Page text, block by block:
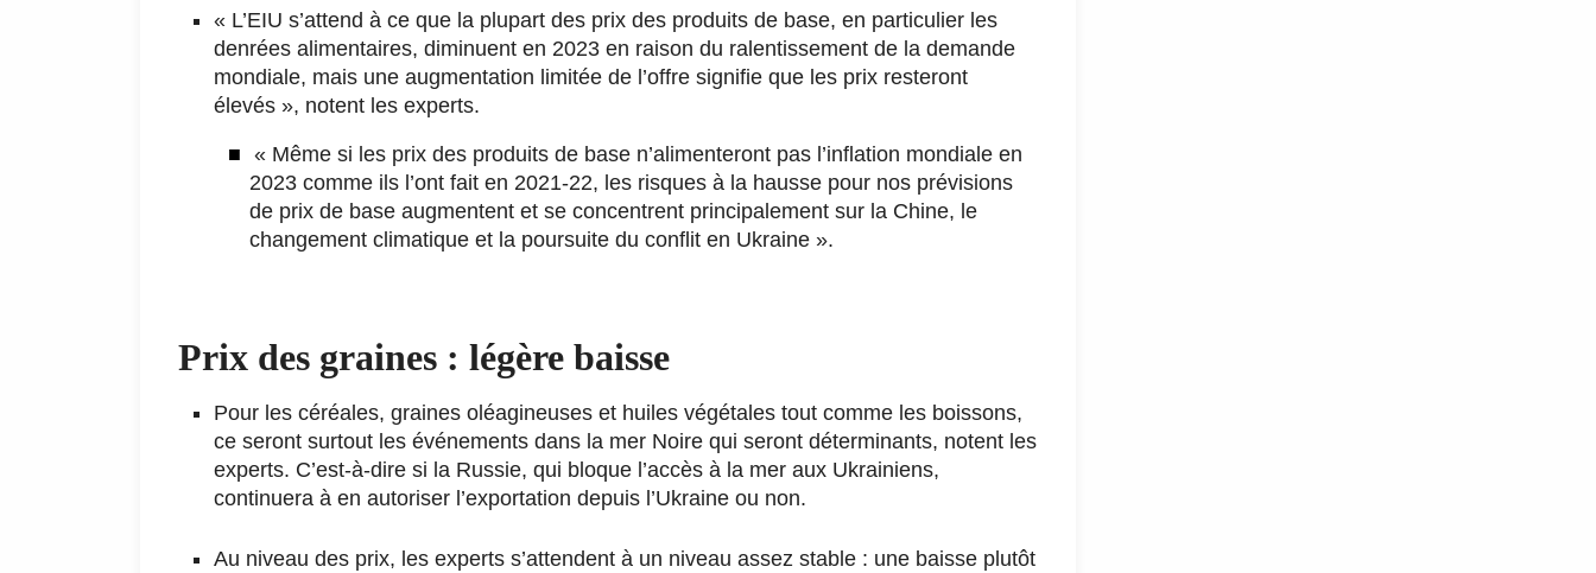
« L’EIU s’attend à ce que la plupart des prix des produits de base, en particulier les
denrées alimentaires, diminuent en 2023 en raison du ralentissement de la demande
mondiale, mais une augmentation limitée de l’offre signifie que les prix resteront
élevés », notent les experts.
« Même si les prix des produits de base n’alimenteront pas l’inflation mondiale en
2023 comme ils l’ont fait en 2021-22, les risques à la hausse pour nos prévisions
de prix de base augmentent et se concentrent principalement sur la Chine, le
changement climatique et la poursuite du conflit en Ukraine ».
Prix des graines : légère baisse
Pour les céréales, graines oléagineuses et huiles végétales tout comme les boissons,
ce seront surtout les événements dans la mer Noire qui seront déterminants, notent les
experts. C’est-à-dire si la Russie, qui bloque l’accès à la mer aux Ukrainiens,
continuera à en autoriser l’exportation depuis l’Ukraine ou non.
Au niveau des prix, les experts s’attendent à un niveau assez stable : une baisse plutôt